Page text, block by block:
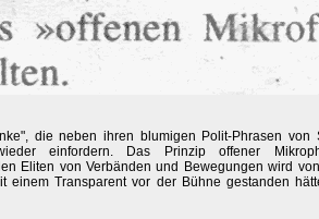
die neben ihren blumigen Polit-Phrasen von
einfordern. Das Prinzip offener
Eliten von Verbänden und Bewegungen wird
einem Transparent vor der Bühne gestanden